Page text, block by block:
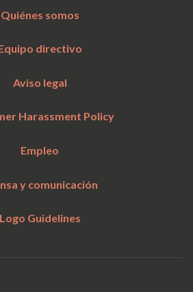
Quiénes somos
directivo
Aviso legal
Harassment Policy
Empleo
y comunicación
Logo Guidelines